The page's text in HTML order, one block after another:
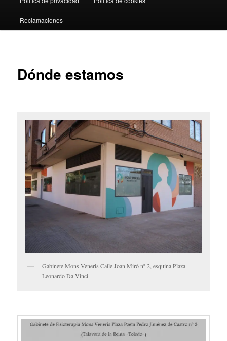
Reclamaciones
Dónde estamos
Gabinete Mons Veneris Calle Joan Miró nº 2, esquina Plaza
Leonardo Da Vinci